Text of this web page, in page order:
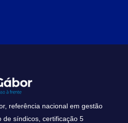
referência nacional em gestão
de síndicos, certificação 5